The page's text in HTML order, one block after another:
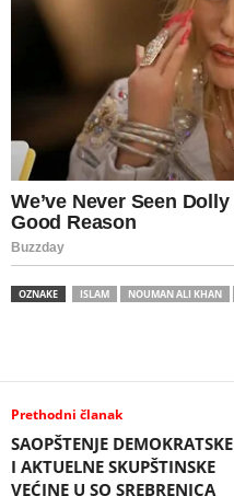
OZNAKE ISLAM NOUMAN ALI KHAN
Prethodni članak
SAOPŠTENJE DEMOKRATSKE
I AKTUELNE SKUPŠTINSKE
VEĆINE U SO SREBRENICA